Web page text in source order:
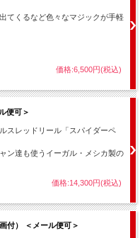
を入れて
演技もできます。
てくるなど色々なマジックが手軽
価格:6,500円(税込)
便可＞
スレッドリール「スパイダーペ
ン達も使うイーガル・メシカ製の
価格:14,300円(税込)
付） ＜メール便可＞